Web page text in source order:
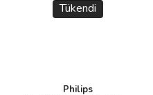
Tükendi
Philips